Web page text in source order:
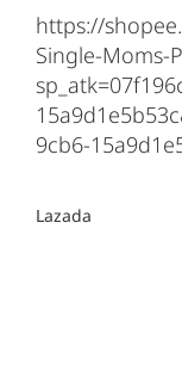
https://
Single-Moms-
9cb6-
Lazada